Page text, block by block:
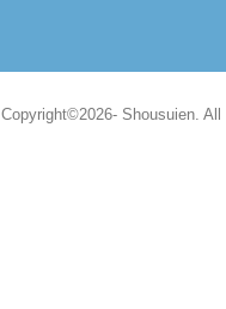
Copyright©2026- Shousuien.